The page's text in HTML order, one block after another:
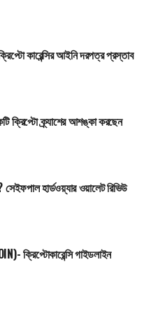
পারে টেরা ব্লকচেইন
কারেন্সির আইনি দরপত্র প্রস্তাব
ক্রিপ্টো ক্র্যাশের আশঙ্কা করছেন
সেইফপাল হার্ডওয়্যার ওয়ালেট রিভিউ
ক্রিপ্টোকারেন্সি গাইডলাইন